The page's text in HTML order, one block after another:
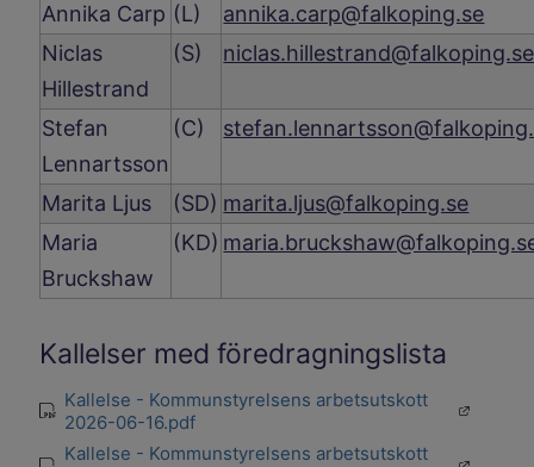
Annika Carp (L)
annika.carp@falkoping.se
Niclas
Hillestrand
(S) niclas.hillestrand@falkoping.se
Stefan
Lennartsson
(C)
Marita Ljus (SD) marita.ljus@falkoping.se
Maria
Bruckshaw
(KD)
Kallelser med föredragningslista
pdf
Kallelse - Kommunstyrelsens arbetsutskott
2026-06-16.pdf
Öppnas
Kallelse - Kommunstyrelsens arbetsutskott